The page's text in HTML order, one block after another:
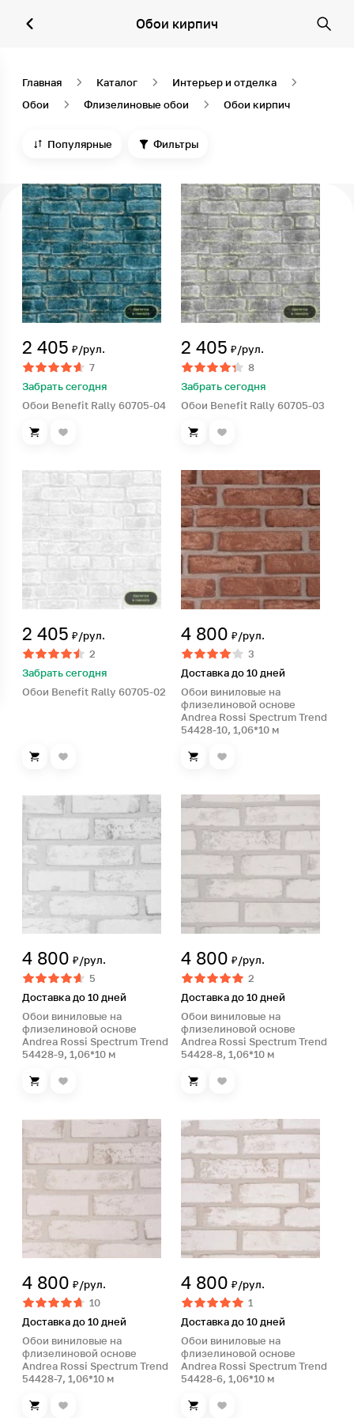
Обои кирпич
Главная Каталог
Интерьер и отделка
Обои
Флизелиновые обои Обои кирпич
Популярные Фильтры
2 405 ₽/рул.
7
Забрать сегодня
Обои Benefit Rally 60705-04
2 405 ₽/рул.
8
Забрать сегодня
Обои Benefit Rally 60705-03
2 405 ₽/рул.
2
Забрать сегодня
Обои Benefit Rally 60705-02
4 800 ₽/рул.
3
Доставка до 10 дней
Обои виниловые на
флизелиновой основе
Andrea Rossi Spectrum Trend
54428-10, 1,06*10 м
4 800 ₽/рул.
5
Доставка до 10 дней
Обои виниловые на
флизелиновой основе
Andrea Rossi Spectrum Trend
54428-9, 1,06*10 м
4 800 ₽/рул.
2
Доставка до 10 дней
Обои виниловые на
флизелиновой основе
Andrea Rossi Spectrum Trend
54428-8, 1,06*10 м
4 800 ₽/рул.
10
Доставка до 10 дней
Обои виниловые на
флизелиновой основе
Andrea Rossi Spectrum Trend
54428-7, 1,06*10 м
4 800 ₽/рул.
1
Доставка до 10 дней
Обои виниловые на
флизелиновой основе
Andrea Rossi Spectrum Trend
54428-6, 1,06*10 м